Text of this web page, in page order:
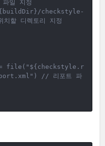
일 지정
checkstyle-
할 디렉토리 지정
file("${checkstyle.r
// 리포트 파